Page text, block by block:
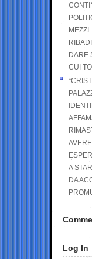
DARE
CUI
A
DA
Log In